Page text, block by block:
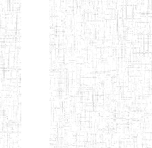
Afficher
ENIEG DE
GUIDER
GTTC
FUNDONG